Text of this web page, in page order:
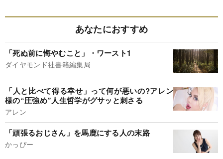
あなたにおすすめ
「死ぬ前に悔やむこと」・ワースト1
ダイヤモンド社書籍編集局
「人と比べて得る幸せ」って何が悪いの?アレン
様の“圧強め”人生哲学がグサッと刺さる
アレン
「頑張るおじさん」を馬鹿にする人の末路
かっぴー